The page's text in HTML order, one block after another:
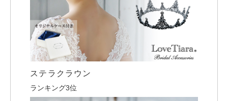
ステラクラウン
ランキング3位